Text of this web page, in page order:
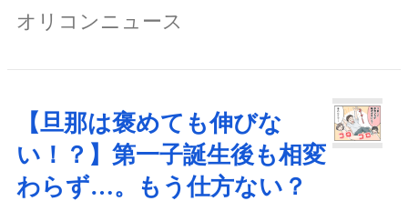
オリコンニュース
【旦那は褒めても伸びな
い！？】第一子誕生後も相変
わらず…。もう仕方ない？